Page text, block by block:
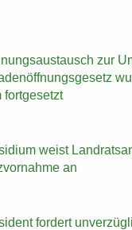
zur
fort­ge­setzt
weist
an
for­dert